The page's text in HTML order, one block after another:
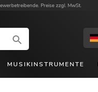
Preise zzgl. MwSt.
MUSIKINSTRUMENTE